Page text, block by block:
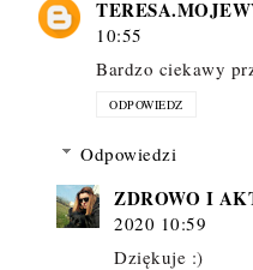
10:55
Bardzo ciekawy
ODPOWIEDZ
Odpowiedzi
ZDROWO I
2020 10:59
Dziękuje :)